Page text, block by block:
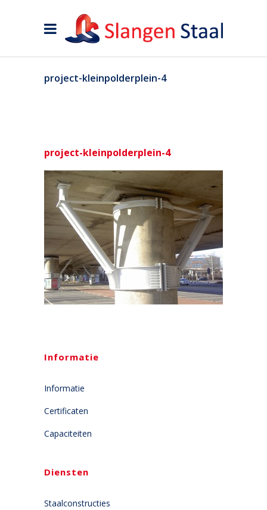
project-kleinpolderplein-4
project-kleinpolderplein-4
Informatie
Informatie
Certificaten
Capaciteiten
Diensten
Staalconstructies